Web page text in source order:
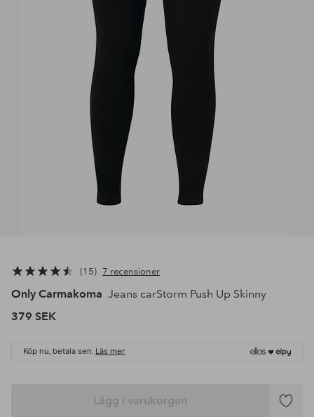
15 7 recensioner
Only Carmakoma Jeans carStorm Push Up Skinny
379 SEK
Köp nu, betala sen. Läs mer
Lägg i varukorgen
Lägg